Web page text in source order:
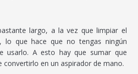
largo, a la vez que limpiar el
lo que hace que no tengas ningún
usarlo. A esto hay que sumar que
convertirlo en un aspirador de mano.